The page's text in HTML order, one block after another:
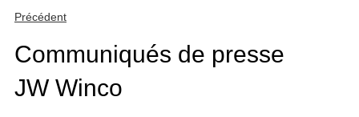
Précédent
Communiqués de presse
JW Winco